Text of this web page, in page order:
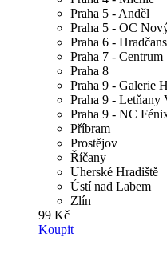
Praha 5 - Anděl
Praha 5 - OC
Praha 6 -
Praha 7 - Centrum
Praha 8
Praha 9 - Galerie
Praha 9 - Letňany
Praha 9 - NC
Příbram
Prostějov
Říčany
Uherské Hradiště
Ústí nad Labem
Zlín
99 Kč
Koupit